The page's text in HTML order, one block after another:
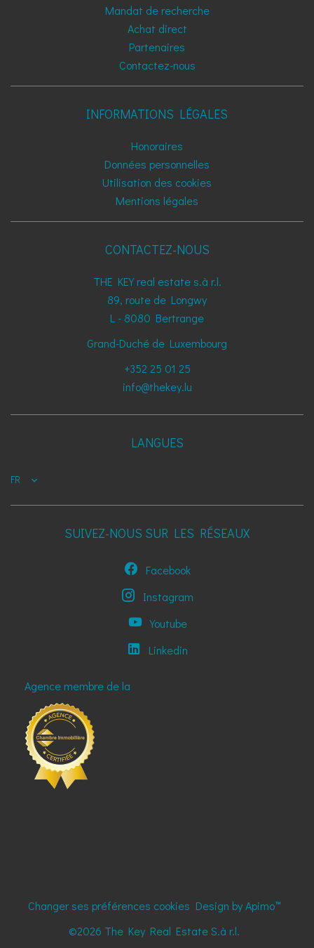
Mandat de recherche
Achat direct
Partenaires
Contactez-nous
INFORMATIONS LÉGALES
Honoraires
Données personnelles
Utilisation des cookies
Mentions légales
CONTACTEZ-NOUS
THE KEY real estate s.à r.l.
89, route de Longwy
L - 8080 Bertrange
Grand-Duché de Luxembourg
+352 25 01 25
info@thekey.lu
LANGUES
FR
SUIVEZ-NOUS SUR LES RÉSEAUX
Facebook
Instagram
Youtube
Linkedin
Agence membre de la
Changer ses préférences cookies Design byApimo™
©2026 The Key Real Estate S.à r.l.